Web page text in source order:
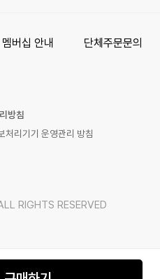
멤버십 안내 단체주문문의
방침
처리기기 운영관리 방침
RIGHTS RESERVED